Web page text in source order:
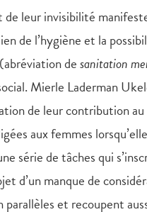
de leur invisibilité
de l’hygiène et la
(abréviation desanitation
Mierle Laderman
de leur contribution
aux femmes
série de tâches qui
d’un manque de
parallèles et recoupent